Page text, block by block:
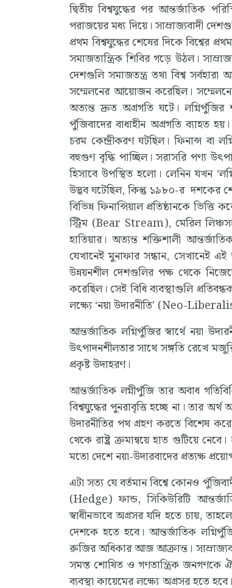
দ্বিতীয় বিশ্বযুদ্ধের পর আন্তর্জাতিক
পরাজয়ের মধ্য দিয়ে। সাম্রাজ্যবাদী
প্রথম বিশ্বযুদ্ধের শেষের দিকে বিশ্বের
সমাজতান্ত্রিক শিবির গড়ে উঠল।
দেশগুলি সমাজতন্ত্র তথা বিশ্ব
সম্মেলনের আয়োজন করেছিল। সম্মেলনের
অত্যন্ত দ্রুত অগ্রগতি ঘটে। লগ্নিপুঁজির
পুঁজিবাদের বাধাহীন অগ্রগতি ব্যাহত
চরম কেন্দ্রীকরণ ঘটছিল। ফিনান্স বা
বহুগুণ বৃদ্ধি পাচ্ছিল। সরাসরি পণ্য
হিসাবে উপস্থিত হলো। লেনিন যখন
উদ্ভব ঘটেছিল, কিন্তু ১৯৮০-র দশকের
বিভিন্ন ফিনান্সিয়াল প্রতিষ্ঠানকে
স্ট্রিম (Bear Stream), মেরিল লিঞ্চসহ
হাতিয়ার। অত্যন্ত শক্তিশালী
যেখানেই মুনাফার সন্ধান, সেখানেই
উন্নয়নশীল দেশগুলির পক্ষ থেকে
করেছিল। সেই বিধি ব্যবস্থাগুলি
লক্ষ্যে ‘নয়া উদারনীতি’ (Neo-
আন্তর্জাতিক লগ্নিপুঁজির স্বার্থে নয়া
উৎপাদনশীলতার সাথে সঙ্গতি রেখে মজুরি
প্রকৃষ্ট উদাহরণ।
আন্তর্জাতিক লগ্নীপুঁজি তার অবাধ
বিশ্বযুদ্ধের পুনরাবৃত্তি হচ্ছে না। তার
উদারনীতির পথ গ্রহণ করতে বিশেষ
থেকে রাষ্ট্র ক্রমান্বয়ে হাত গুটিয়ে
মতো দেশে নয়া-উদারবাদের প্রত্যক্ষ
এটা সত্য যে বর্তমান বিশ্বে কোনও
(Hedge) ফান্ড, সিকিউরিটি
স্বাধীনভাবে অগ্রসর যদি হতে চায়,
দেশকে হতে হবে। আন্তর্জাতিক
রুজির অধিকার আজ আক্রান্ত।
সমস্ত শোষিত ও গণতান্ত্রিক জনগণকে
ব্যবস্থা কায়েমের লক্ষ্যে অগ্রসর হতে